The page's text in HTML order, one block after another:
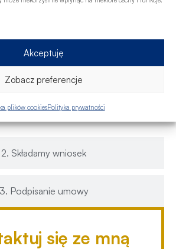
Akceptuję
Zobacz preferencje
plików cookiesPolityka prywatności
2. Składamy wniosek
3. Podpisanie umowy
najkorzystniejsze oferty dla
porównania– masz dostępne
spośród instytucji finansowych, z
(17 banków). Dowiesz
comiesięczna rata kredytu oraz
się ze mną